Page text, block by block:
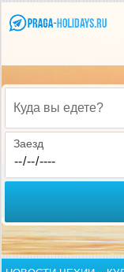
Куда вы едете?
Заезд